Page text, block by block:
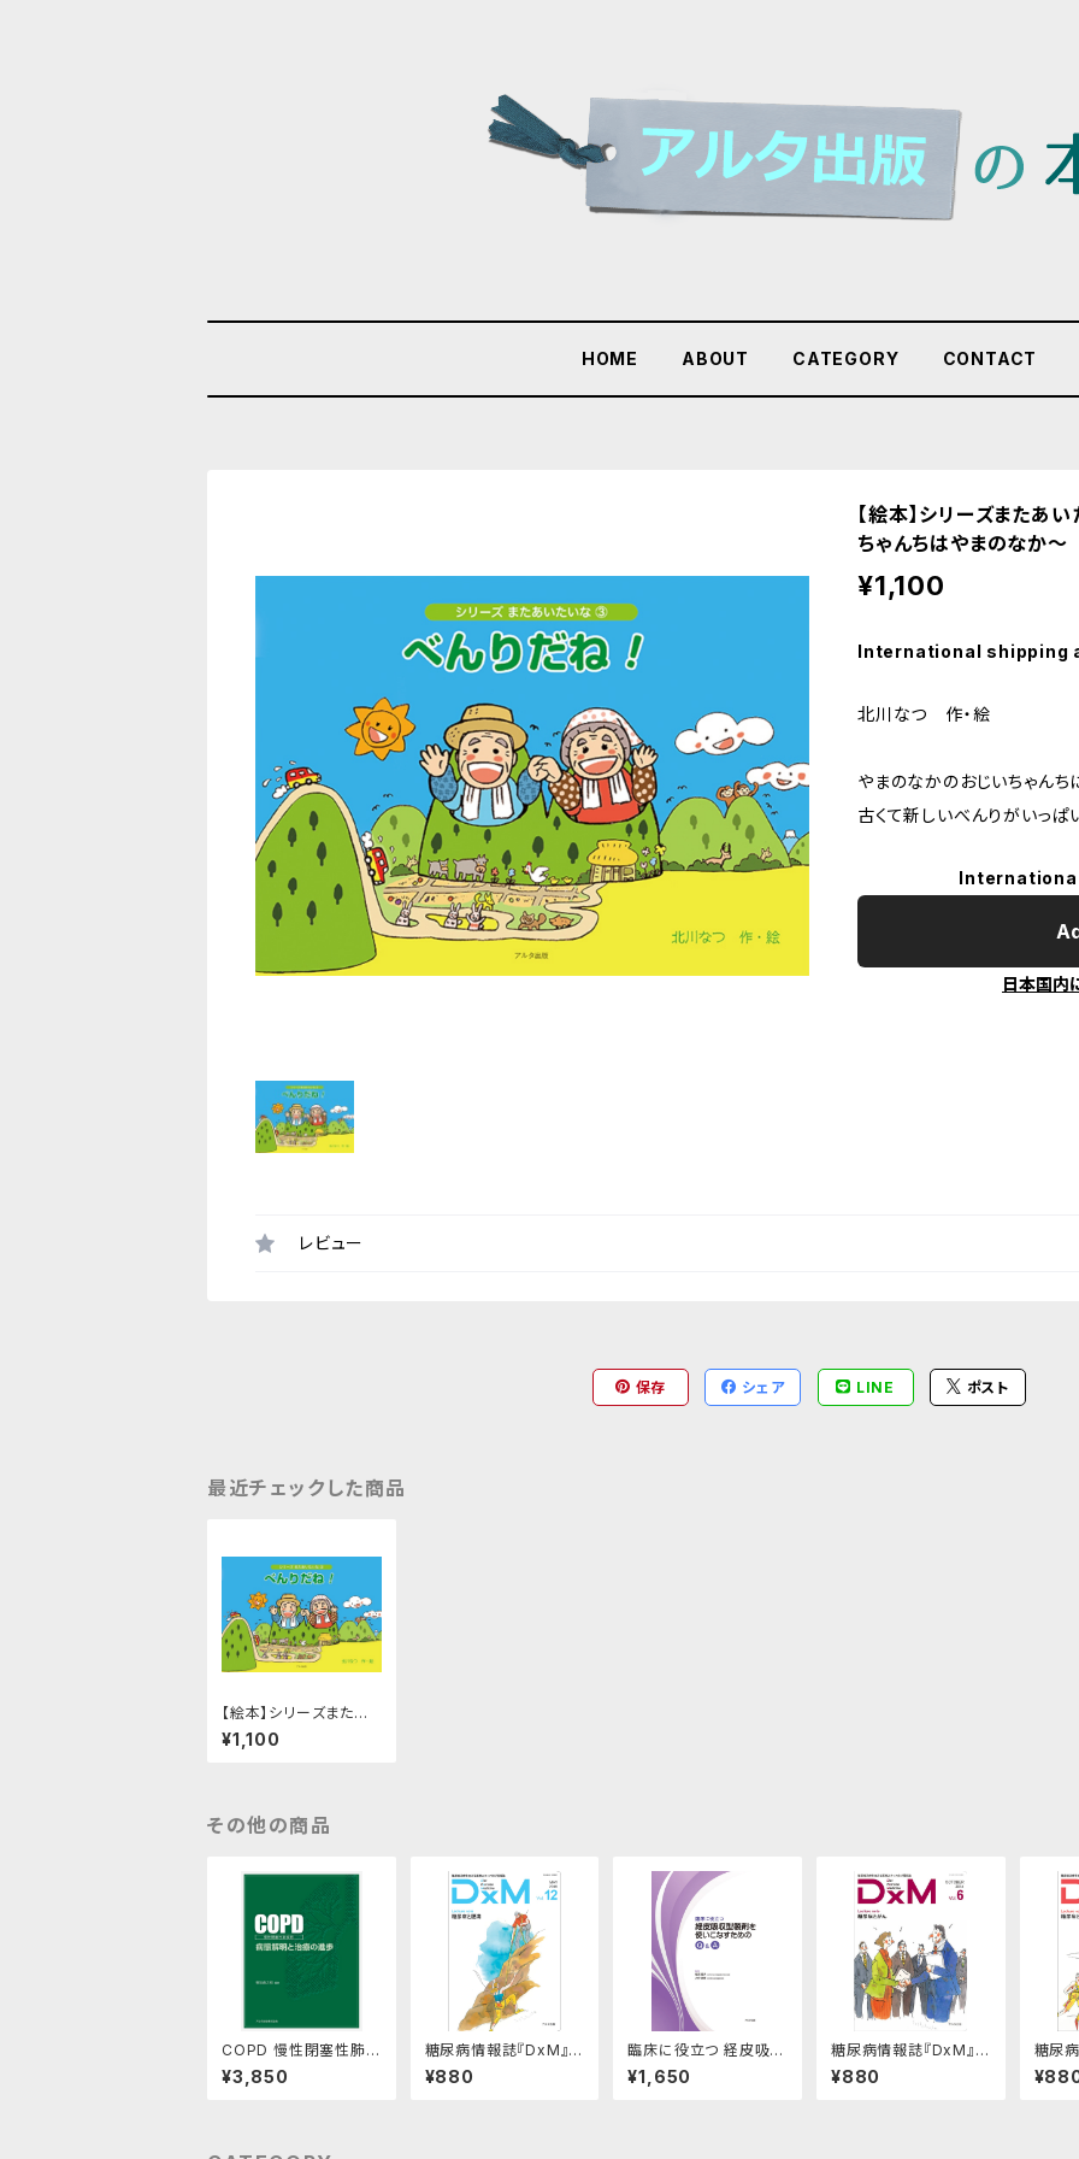
HOME ABOUT CATEGORY CONTACT
【絵本】シリーズまた
ちゃんちはやまのなか～
¥1,100
International shipping
北川なつ 作・絵
やまのなかのおじいちゃんち
古くて新しいべんりがいっぱ
日本国内
レビュー
保存 シェア LINE ポスト
最近チェックした商品
【絵本】シリーズまたあ
いたいな③ べんりだ
ね！ ～おじいちゃんちは
¥1,100
その他の商品
COPD 慢性閉塞性肺疾
患 病態解明と治療の進
歩
¥3,850
糖尿病情報誌『DxM』 v
ol.12
¥880
臨床に役立つ 経皮吸収
型製剤を使いこなすた
めのQ＆A
¥1,650
糖尿病情報誌『DxM』 v
ol.06
¥880
糖尿
ol.11